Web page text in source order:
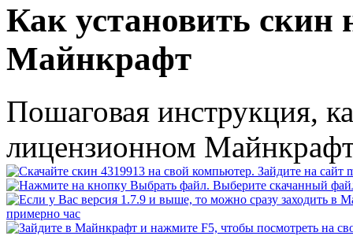
Как установить скин
Майнкрафт
Пошаговая инструкция,
лицензионном